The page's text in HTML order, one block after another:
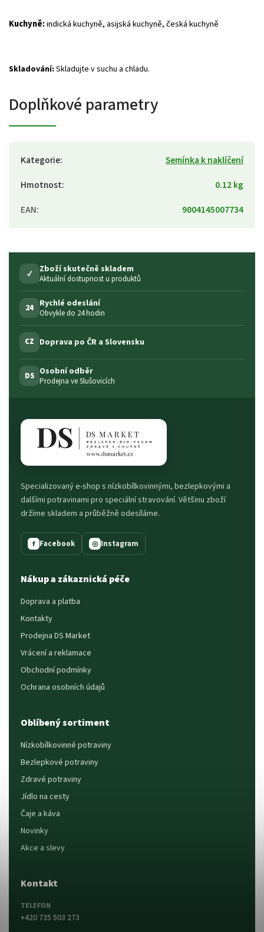
Kuchyně:indická kuchyně, asijská kuchyně, česká kuchyně
Skladování: Skladujte v suchu a chladu.
Doplňkové parametry
Kategorie:
Semínka k naklíčení
Hmotnost:
0.12 kg
EAN: 9004145007734
✓ Zboží skutečně skladem
Aktuální dostupnost u produktů
24 Rychlé odeslání
Obvykle do 24 hodin
CZ Doprava po ČR a Slovensku
DS Osobní odběr
Prodejna ve Slušovicích
Specializovaný e-shop s nízkobílkovinnými, bezlepkovými a
dalšími potravinami pro speciální stravování. Většinu zboží
držíme skladem a průběžně odesíláme.
f Facebook ◎ Instagram
Nákup a zákaznická péče
Doprava a platba
Kontakty
Prodejna DS Market
Vrácení a reklamace
Obchodní podmínky
Ochrana osobních údajů
Oblíbený sortiment
Nízkobílkovinné potraviny
Bezlepkové potraviny
Zdravé potraviny
Jídlo na cesty
Čaje a káva
Novinky
Akce a slevy
Kontakt
TELEFON
+420 735 503 273